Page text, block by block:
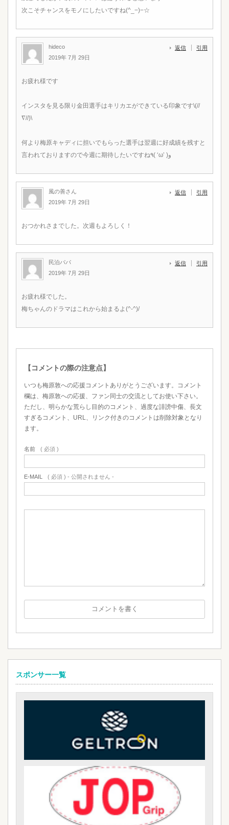
次こそチャンスをモノにしたいですね(^_−)−☆
hideco
2019年 7月 29日
返信 引用
お疲れ様です
インスタを見る限り金田選手はキリカエができている印象です\(//
∇//)\
何より梅原キャディに担いでもらった選手は翌週に好成績を残すと
言われておりますので今週に期待したいですね٩( ‘ω’ )و
風の善さん
2019年 7月 29日
返信 引用
おつかれさまでした。次週もよろしく！
民泊パパ
2019年 7月 29日
返信 引用
お疲れ様でした。
梅ちゃんのドラマはこれから始まるよ(^-^)/
【コメントの際の注意点】
いつも梅原敦への応援コメントありがとうございます。コメント
欄は、梅原敦への応援、ファン同士の交流としてお使い下さい。
ただし、明らかな荒らし目的のコメント、過度な誹謗中傷、長文
すぎるコメント、URL、リンク付きのコメントは削除対象となり
ます。
名前 ( 必須 )
E-MAIL ( 必須 ) - 公開されません -
スポンサー一覧